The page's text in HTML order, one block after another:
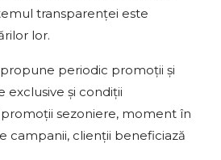
transparenței este
lor.
periodic promoții și
exclusive și condiții
sezoniere, moment în
campanii, clienții beneficiază